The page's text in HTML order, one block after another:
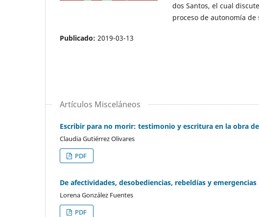
dos Santos, el cual
proceso de autonomía
Publicado: 2019-03-13
Artículos Misceláneos
Escribir para no morir: testimonio y escritura en la obra de
Claudia Gutiérrez Olivares
PDF
De afectividades, desobediencias, rebeldías y emergencias
Lorena González Fuentes
PDF